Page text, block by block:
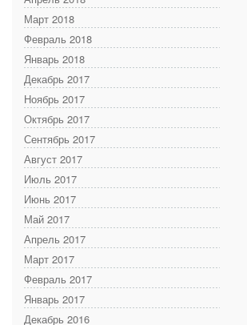
Март 2018
Февраль 2018
Январь 2018
Декабрь 2017
Ноябрь 2017
Октябрь 2017
Сентябрь 2017
Август 2017
Июль 2017
Июнь 2017
Май 2017
Апрель 2017
Март 2017
Февраль 2017
Январь 2017
Декабрь 2016